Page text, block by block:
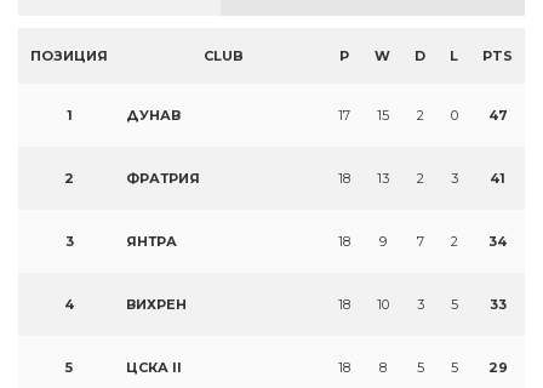
ПОЗИЦИЯ CLUB P W D L PTS
1 ДУНАВ 17 15 2 0 47
2 ФРАТРИЯ 18 13 2 3 41
3 ЯНТРА 18 9 7 2 34
4 ВИХРЕН 18 10 3 5 33
5 ЦСКА II 18 8 5 5 29